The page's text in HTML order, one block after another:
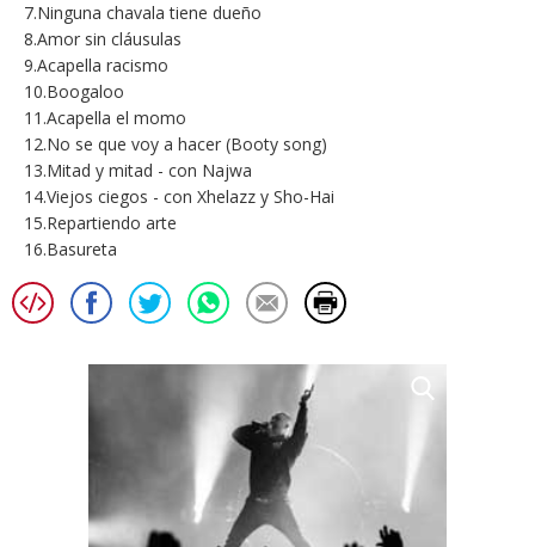
7.Ninguna chavala tiene dueño
8.Amor sin cláusulas
9.Acapella racismo
10.Boogaloo
11.Acapella el momo
12.No se que voy a hacer (Booty song)
13.Mitad y mitad - con Najwa
14.Viejos ciegos - con Xhelazz y Sho-Hai
15.Repartiendo arte
16.Basureta